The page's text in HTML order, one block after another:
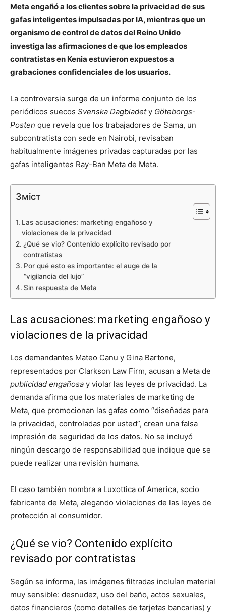
Meta engañó a los clientes sobre la privacidad de sus
gafas inteligentes impulsadas por IA, mientras que un
organismo de control de datos del Reino Unido
investiga las afirmaciones de que los empleados
contratistas en Kenia estuvieron expuestos a
grabaciones confidenciales de los usuarios.
La controversia surge de un informe conjunto de los
periódicos suecos Svenska Dagbladety Göteborgs-
Posten que revela que los trabajadores de Sama, un
subcontratista con sede en Nairobi, revisaban
habitualmente imágenes privadas capturadas por las
gafas inteligentes Ray-Ban Meta de Meta.
Зміст
Las acusaciones: marketing engañoso y
violaciones de la privacidad
¿Qué se vio? Contenido explícito revisado por
contratistas
Por qué esto es importante: el auge de la
“vigilancia del lujo”
Sin respuesta de Meta
Las acusaciones: marketing engañoso y
violaciones de la privacidad
Los demandantes Mateo Canu y Gina Bartone,
representados por Clarkson Law Firm, acusan a Meta de
publicidad engañosa y violar las leyes de privacidad. La
demanda afirma que los materiales de marketing de
Meta, que promocionan las gafas como “diseñadas para
la privacidad, controladas por usted”, crean una falsa
impresión de seguridad de los datos. No se incluyó
ningún descargo de responsabilidad que indique que se
puede realizar una revisión humana.
El caso también nombra a Luxottica of America, socio
fabricante de Meta, alegando violaciones de las leyes de
protección al consumidor.
¿Qué se vio? Contenido explícito
revisado por contratistas
Según se informa, las imágenes filtradas incluían material
muy sensible: desnudez, uso del baño, actos sexuales,
datos financieros (como detalles de tarjetas bancarias) y